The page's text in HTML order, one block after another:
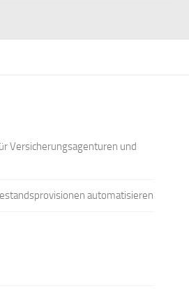
Versicherungsagenturen und
automatisieren